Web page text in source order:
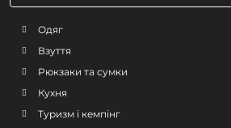
Одяг
Взуття
Рюкзаки та сумки
Кухня
Туризм і кемпінг